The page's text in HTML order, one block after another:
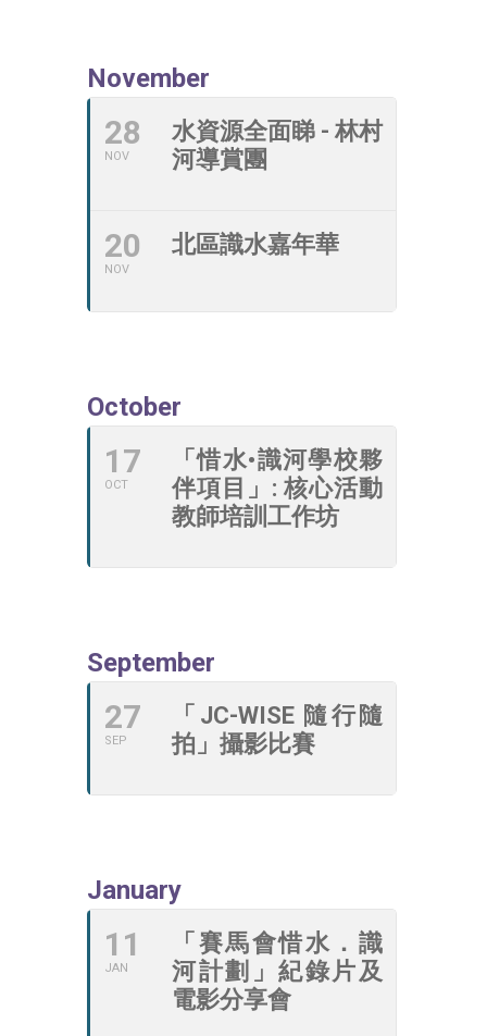
November
28
NOV
水資源全面睇 - 林村
河導賞團
20
NOV
北區識水嘉年華
October
17
OCT
「惜水•識河學校夥
伴項目」: 核心活動
教師培訓工作坊
September
27
SEP
「JC-WISE 隨行隨
拍」攝影比賽
January
11
JAN
「賽馬會惜水．識
河計劃」紀錄片及
電影分享會